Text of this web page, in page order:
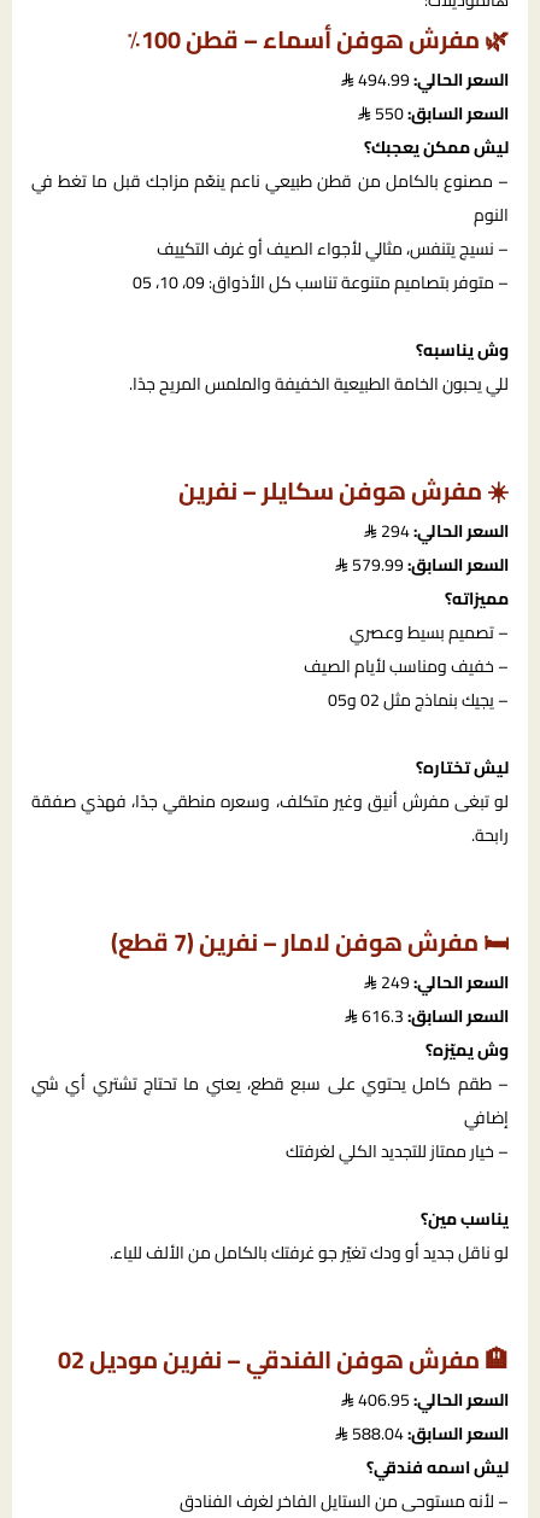
🌿 مفرش هوفن أسماء – قطن 100٪
السعر الحالي:
السعر السابق:
ليش ممكن يعجبك؟
– مصنوع بالكامل من قطن طبيعي ناعم ينعّم مزاجك قبل ما تغط في
النوم
– نسيج يتنفس، مثالي لأجواء الصيف أو غرف التكييف
– متوفر بتصاميم متنوعة تناسب كل الأذواق: 09، 10، 05
وش يناسبه؟
للي يحبون الخامة الطبيعية الخفيفة والملمس المريح جدًا.
☀️ مفرش هوفن سكايلر – نفرين
السعر الحالي:
السعر السابق:
مميزاته؟
– تصميم بسيط وعصري
– خفيف ومناسب لأيام الصيف
– يجيك بنماذج مثل 02 و05
ليش تختاره؟
لو تبغى مفرش أنيق وغير متكلف، وسعره منطقي جدًا، فهذي صفقة
رابحة.
🛏 مفرش هوفن لامار – نفرين (7 قطع)
السعر الحالي:
السعر السابق:
وش يميّزه؟
– طقم كامل يحتوي على سبع قطع، يعني ما تحتاج تشتري أي شي
إضافي
– خيار ممتاز للتجديد الكلي لغرفتك
يناسب مين؟
لو ناقل جديد أو ودك تغيّر جو غرفتك بالكامل من الألف للياء.
🏨 مفرش هوفن الفندقي – نفرين موديل 02
السعر الحالي:
السعر السابق:
ليش اسمه فندقي؟
– لأنه مستوحى من الستايل الفاخر لغرف الفنادق